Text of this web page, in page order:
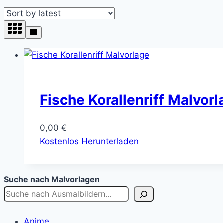
Fische Korallenriff
0,00 €
Kostenlos Herunterladen
Suche nach Malvorlagen
Anime